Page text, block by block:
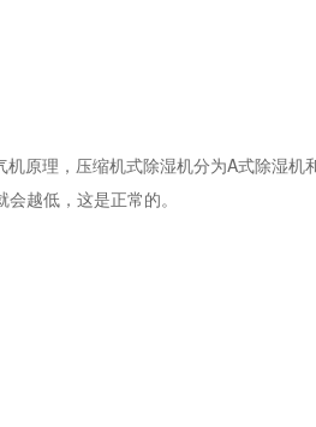
理，压缩机式除湿机分为A式除湿机
越低，这是正常的。